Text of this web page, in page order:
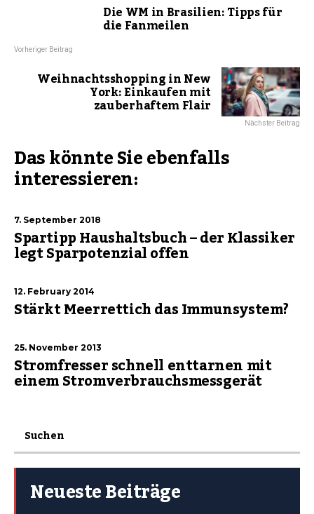
Die WM in Brasilien: Tipps für
die Fanmeilen
Vorheriger Beitrag
Weihnachtsshopping in New
York: Einkaufen mit
zauberhaftem Flair
Nächster Beitrag
Das könnte Sie ebenfalls
interessieren:
7. September 2018
Spartipp Haushaltsbuch – der Klassiker
legt Sparpotenzial offen
12. February 2014
Stärkt Meerrettich das Immunsystem?
25. November 2013
Stromfresser schnell enttarnen mit
einem Stromverbrauchsmessgerät
Neueste Beiträge